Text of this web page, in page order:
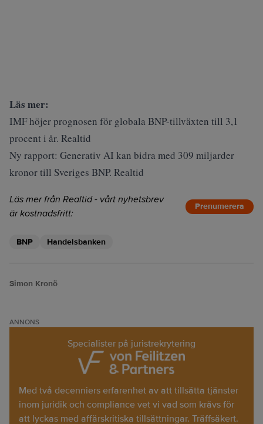
Läs mer:
IMF höjer prognosen för globala BNP-tillväxten till 3,1
procent i år. Realtid
Ny rapport: Generativ AI kan bidra med 309 miljarder
kronor till Sveriges BNP. Realtid
Läs mer från Realtid - vårt nyhetsbrev
är kostnadsfritt:
Prenumerera
BNP Handelsbanken
Simon Kronö
ANNONS
Specialister på juristrekrytering
Med två decenniers erfarenhet av att tillsätta tjänster
inom juridik och compliance vet vi vad som krävs för
att lyckas med affärskritiska tillsättningar. Träffsäkert.